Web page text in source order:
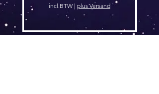
incl.BTW | plus Versand